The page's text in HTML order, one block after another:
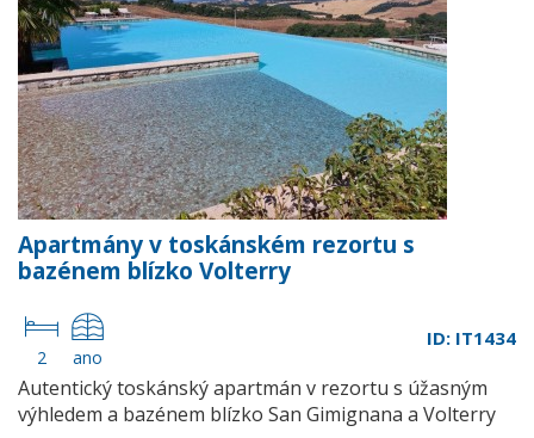
Apartmány v toskánském rezortu s
bazénem blízko Volterry
2 ano
ID: IT1434
Autentický toskánský apartmán v rezortu s úžasným
výhledem a bazénem blízko San Gimignana a Volterry